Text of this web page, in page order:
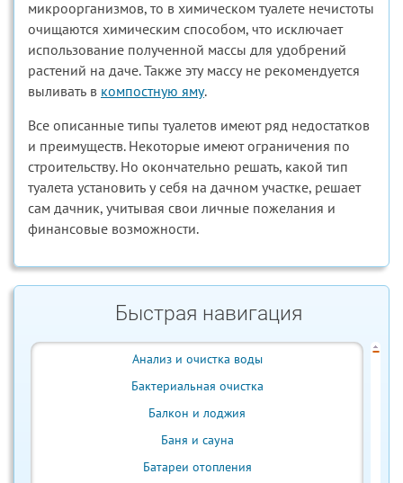
микроорганизмов, то в химическом туалете нечистоты
очищаются химическим способом, что исключает
использование полученной массы для удобрений
растений на даче. Также эту массу не рекомендуется
выливать в компостную яму.
Все описанные типы туалетов имеют ряд недостатков
и преимуществ. Некоторые имеют ограничения по
строительству. Но окончательно решать, какой тип
туалета установить у себя на дачном участке, решает
сам дачник, учитывая свои личные пожелания и
финансовые возможности.
Быстрая навигация
Анализ и очистка воды
Бактериальная очистка
Балкон и лоджия
Баня и сауна
Батареи отопления